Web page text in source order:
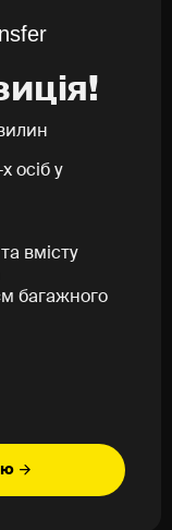
осіб у
вмісту
багажного